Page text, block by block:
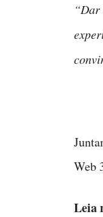
“Dar
Web
Leia